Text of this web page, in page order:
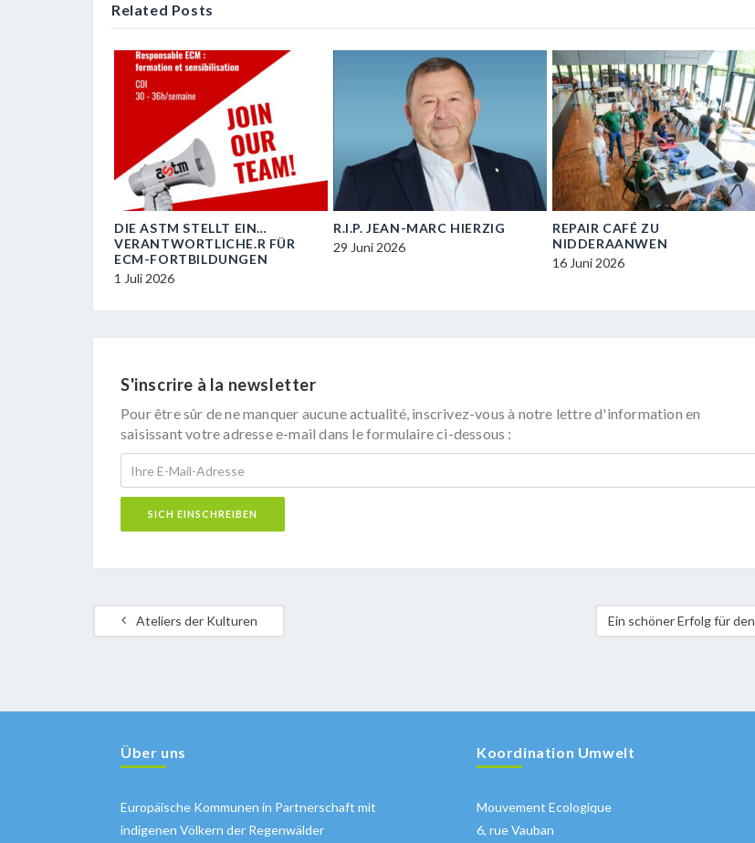
Related Posts
DIE ASTM STELLT EIN…
VERANTWORTLICHE.R FÜR
ECM-FORTBILDUNGEN
1 Juli 2026
R.I.P. JEAN-MARC HIERZIG
29 Juni 2026
REPAIR CAFÉ ZU
NIDDERAANWEN
16 Juni 2026
S'inscrire à la newsletter
Pour être sûr de ne manquer aucune actualité, inscrivez-vous à notre lettre d'information en
saisissant votre adresse e-mail dans le formulaire ci-dessous :
Ateliers der Kulturen
Über uns
Europäische Kommunen in Partnerschaft mit
indigenen Völkern der Regenwälder
Koordination Umwelt
Mouvement Ecologique
6, rue Vauban